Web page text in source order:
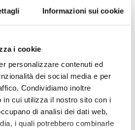
Informazioni sui cookie
i cookie
personalizzare contenuti ed
dei social media e per
Condividiamo inoltre
in cui utilizza il nostro sito con i
di analisi dei dati web,
i quali potrebbero combinarle
E CRISI DIGITALI
2026
2026
2025. I TOP TEN
2026